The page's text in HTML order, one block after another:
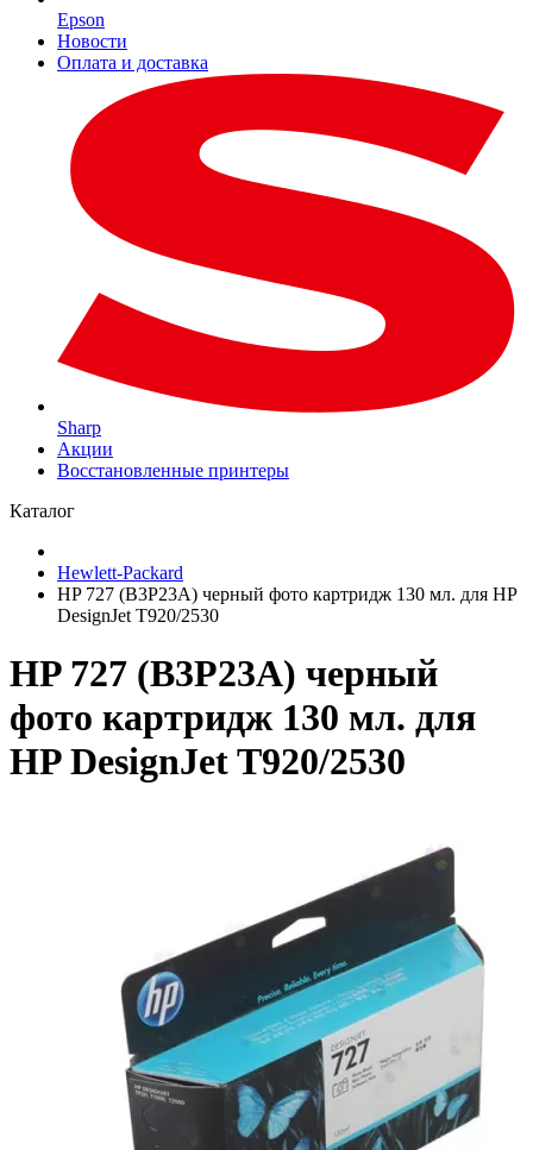
Epson
Новости
Оплата и доставка
Sharp
Акции
Восстановленные принтеры
Каталог
Hewlett-Packard
HP 727 (B3P23A) черный фото картридж 130 мл. для HP
DesignJet T920/2530
HP 727 (B3P23A) черный
фото картридж 130 мл. для
HP DesignJet T920/2530